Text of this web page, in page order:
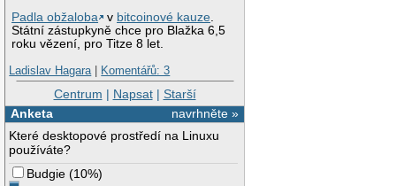
Padla obžaloba
v bitcoinové kauze.
Státní zástupkyně chce pro Blažka 6,5
roku vězení, pro Titze 8 let.
Ladislav Hagara| Komentářů: 3
Centrum | Napsat| Starší
navrhněte »
Anketa
Které desktopové prostředí na Linuxu
používáte?
Budgie (10%)